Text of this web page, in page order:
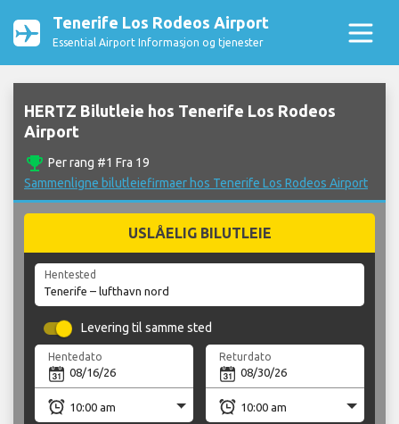
Tenerife Los Rodeos Airport
Essential Airport Informasjon og tjenester
HERTZ Bilutleie hos Tenerife Los Rodeos
Airport
emoji_events Per rang #1 Fra 19
Sammenligne bilutleiefirmaer hos Tenerife Los Rodeos Airport
USLÅELIG BILUTLEIE
Hentested
Levering til samme sted
Hentedato Returdato